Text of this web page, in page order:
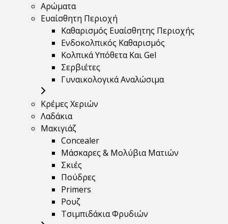
Αρώματα
Ευαίσθητη Περιοχή
Καθαρισμός Ευαίσθητης Περιοχής
Ενδοκολπικός Καθαρισμός
Κολπικά Υπόθετα Και Gel
Σερβιέτες
Γυναικολογικά Αναλώσιμα
Κρέμες Χεριών
Λαδάκια
Μακιγιάζ
Concealer
Μάσκαρες & Μολύβια Ματιών
Σκιές
Πούδρες
Primers
Ρουζ
Τσιμπιδάκια Φρυδιών